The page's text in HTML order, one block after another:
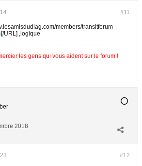
#11
members/transitforum-
[/URL] ,logique
les gens qui vous aident sur le forum !
2018
#12